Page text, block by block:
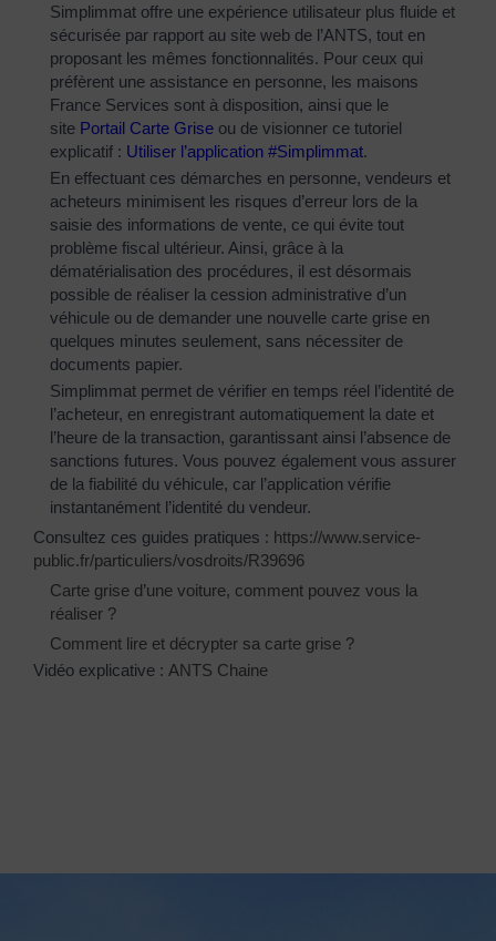
Simplimmat offre une expérience utilisateur plus fluide et
sécurisée par rapport au site web de l’ANTS, tout en
proposant les mêmes fonctionnalités. Pour ceux qui
préfèrent une assistance en personne, les maisons
France Services sont à disposition, ainsi que le
site Portail Carte Grise ou de visionner ce tutoriel
explicatif : Utiliser l’application #Simplimmat.
En effectuant ces démarches en personne, vendeurs et
acheteurs minimisent les risques d’erreur lors de la
saisie des informations de vente, ce qui évite tout
problème fiscal ultérieur. Ainsi, grâce à la
dématérialisation des procédures, il est désormais
possible de réaliser la cession administrative d’un
véhicule ou de demander une nouvelle carte grise en
quelques minutes seulement, sans nécessiter de
documents papier.
Simplimmat permet de vérifier en temps réel l’identité de
l’acheteur, en enregistrant automatiquement la date et
l’heure de la transaction, garantissant ainsi l’absence de
sanctions futures. Vous pouvez également vous assurer
de la fiabilité du véhicule, car l’application vérifie
instantanément l’identité du vendeur.
Consultez ces guides pratiques : https://www.service-
public.fr/particuliers/vosdroits/R39696
Carte grise d’une voiture, comment pouvez vous la
réaliser ?
Comment lire et décrypter sa carte grise ?
Vidéo explicative : ANTS Chaine